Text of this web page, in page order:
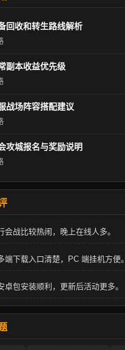
回收和转生路线解析
副本收益优先级
战场阵容搭配建议
攻城报名与奖励说明
会战比较热闹，晚上在线人多。
端下载入口清楚，PC 端挂机方便。
卓包安装顺利，更新后活动更多。